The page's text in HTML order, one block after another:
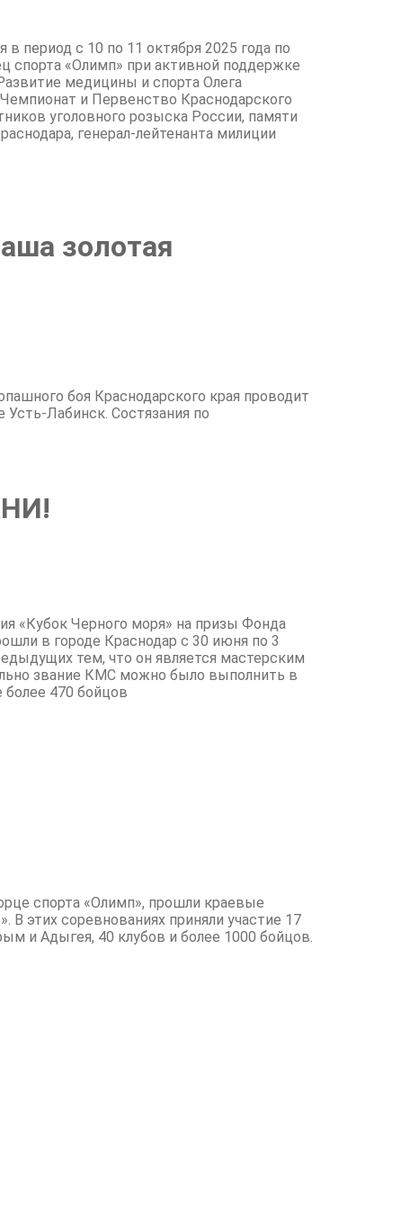
период с 10 по 11 октября 2025 года по
спорта «Олимп» при активной поддержке
медицины и спорта Олега
и Первенство Краснодарского
уголовного розыска России, памяти
генерал-лейтенанта милиции
золотая
боя Краснодарского края проводит
Лабинск. Состязания по
«Кубок Черного моря» на призы Фонда
в городе Краснодар с 30 июня по 3
тем, что он является мастерским
звание КМС можно было выполнить в
более 470 бойцов
спорта «Олимп», прошли краевые
этих соревнованиях приняли участие 17
и Адыгея, 40 клубов и более 1000 бойцов.